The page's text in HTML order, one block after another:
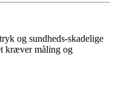
og sundheds-skadelige
kræver måling og